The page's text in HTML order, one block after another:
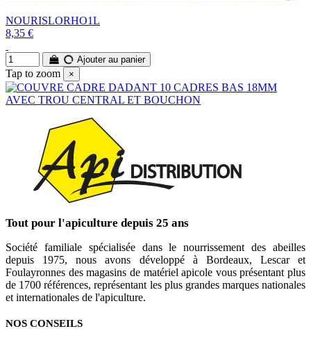
NOURISLORHO1L
8,35 €
Ajouter au panier
Tap to zoom ×
Tout pour l'apiculture depuis 25 ans
Société familiale spécialisée dans le nourrissement des abeilles
depuis 1975, nous avons développé à Bordeaux, Lescar et
Foulayronnes des magasins de matériel apicole vous présentant plus
de 1700 références, représentant les plus grandes marques nationales
et internationales de l'apiculture.
NOS CONSEILS